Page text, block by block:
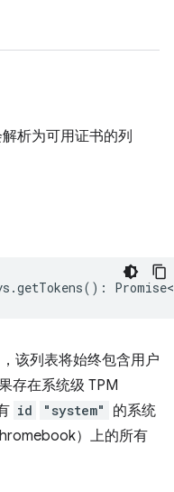
析为可用证书的列
.getTokens() : Promise<
该列表将始终包含用户
存在系统级 TPM
id "system"
的系统
）上的所有